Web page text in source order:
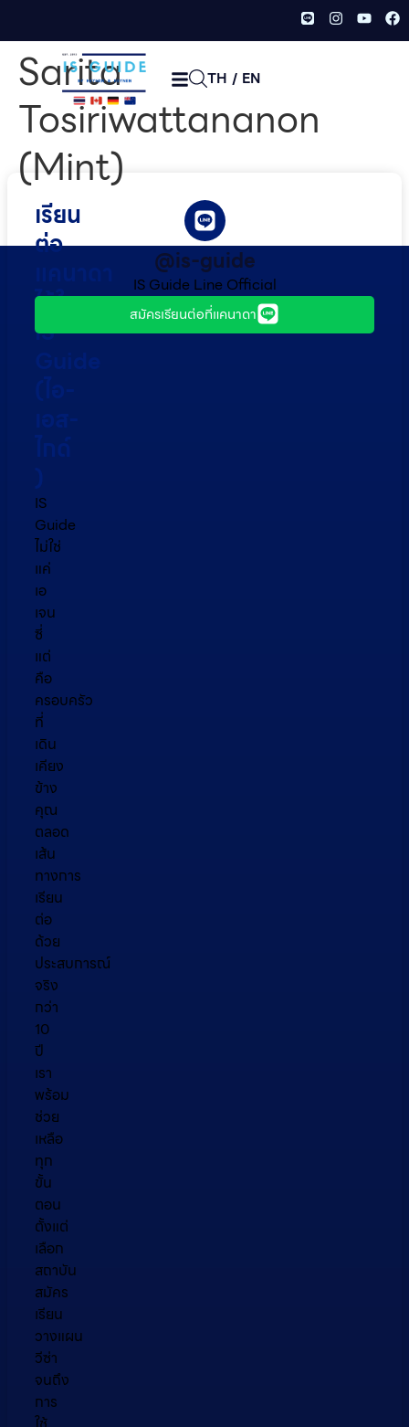
TH / EN
Sarita
Tosiriwattananon
(Mint)
เรียน
ต่อ
ไว้ใจ
IS
Guide
(ไอ-
เอส-
ไกด์​
)
IS
Guide
ไม่ใช่
แค่
เอ
เจน
ซี่
แต่
คือ
ครอบครัว
ที่
เดิน
เคียง
ข้าง
คุณ
ตลอด
เส้น
ทางการ
เรียน
ต่อ
ด้วย
ประสบการณ์
จริง
กว่า
10
ปี
เรา
พร้อม
ช่วย
เหลือ
ทุก
ขั้น
ตอน
ตั้งแต่
เลือก
สถาบัน
สมัคร
เรียน
วางแผน
วีซ่า
จนถึง
การ
@is-guide
IS Guide Line Official
สมัครเรียนต่อที่แคนาดา